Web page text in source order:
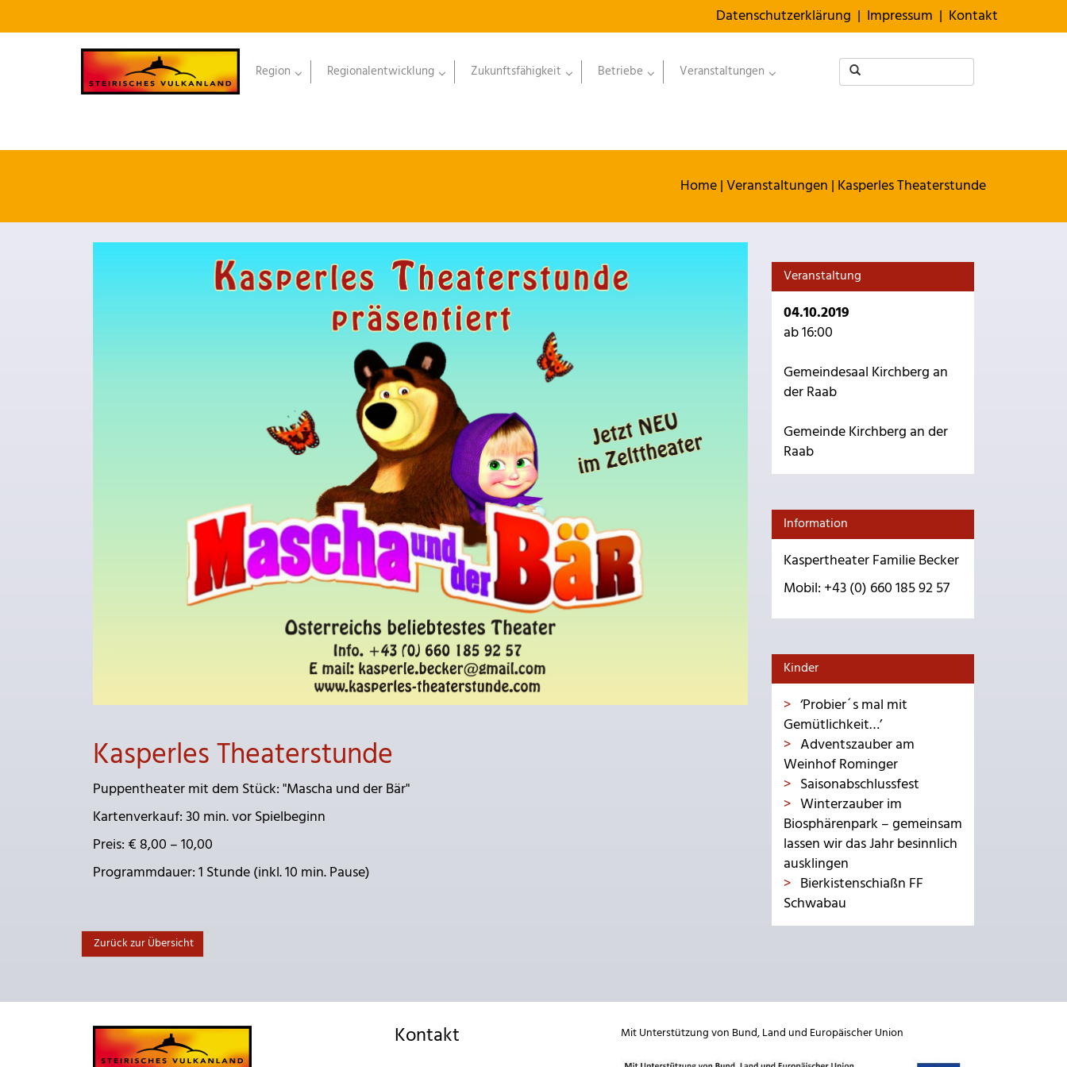
Datenschutzerklärung | Impressum | Kontakt
Region Regionalentwicklung Zukunftsfähigkeit Betriebe Veranstaltungen
Home|Veranstaltungen | Kasperles Theaterstunde
Kasperles Theaterstunde
Puppentheater mit dem Stück: "Mascha und der Bär"
Kartenverkauf: 30 min. vor Spielbeginn
Preis: € 8,00 – 10,00
Programmdauer: 1 Stunde (inkl. 10 min. Pause)
Zurück zur Übersicht
Veranstaltung
04.10.2019
ab 16:00
Gemeindesaal Kirchberg an
der Raab
Gemeinde Kirchberg an der
Raab
Information
Kaspertheater Familie Becker
Mobil: +43 (0) 660 185 92 57
Kinder
‘Probier´s mal mit
Gemütlichkeit…’
Adventszauber am
Weinhof Rominger
Saisonabschlussfest
Winterzauber im
Biosphärenpark – gemeinsam
lassen wir das Jahr besinnlich
ausklingen
Bierkistenschiaßn FF
Schwabau
Kontakt Mit Unterstützung von Bund,Land und Europäischer Union